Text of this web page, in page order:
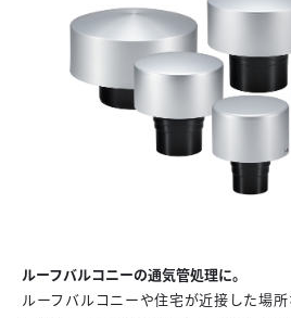
ルーフバルコニーの通気管処理に。
ルーフバルコニーや住宅が近接した場